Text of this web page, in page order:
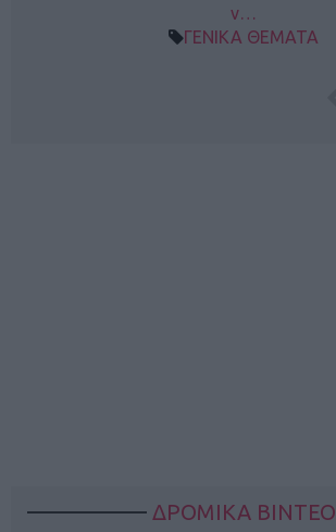
ν…
ΓΕΝΙΚΑ ΘΕΜΑΤΑ
ΔΡΟΜΙΚΑ ΒΙΝΤΕΟ